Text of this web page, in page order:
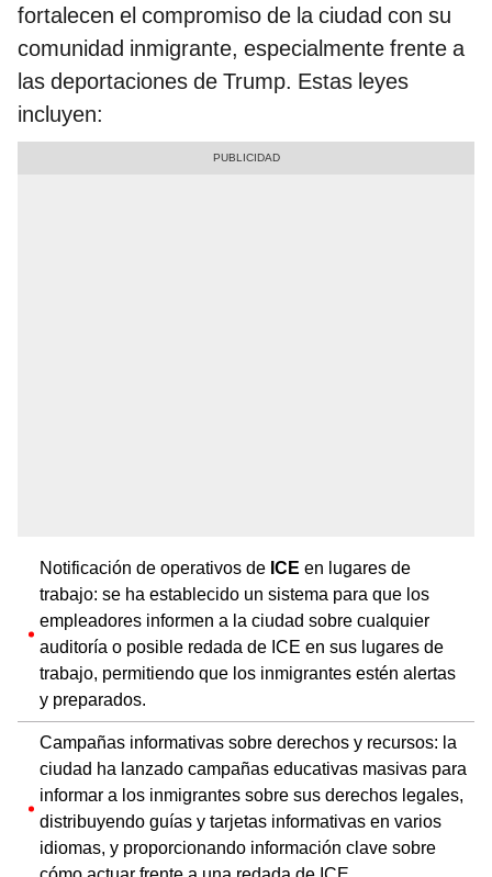
fortalecen el compromiso de la ciudad con su
comunidad inmigrante, especialmente frente a
las deportaciones de Trump. Estas leyes
incluyen:
Notificación de operativos de ICE en lugares de
trabajo: se ha establecido un sistema para que los
empleadores informen a la ciudad sobre cualquier
auditoría o posible redada de ICE en sus lugares de
trabajo, permitiendo que los inmigrantes estén alertas
y preparados.
Campañas informativas sobre derechos y recursos: la
ciudad ha lanzado campañas educativas masivas para
informar a los inmigrantes sobre sus derechos legales,
distribuyendo guías y tarjetas informativas en varios
idiomas, y proporcionando información clave sobre